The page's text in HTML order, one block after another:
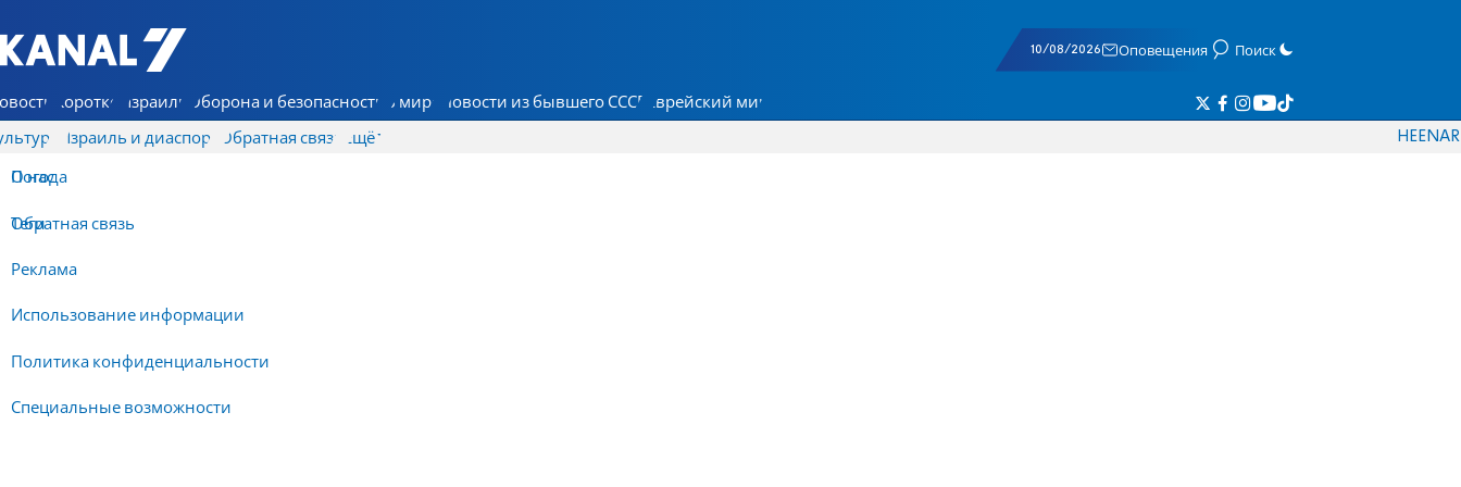
7 КАНАЛ - Аруц Шева
10/08/2026 Оповещения Поиск
Коротко Израиль Оборона и безопасность В мире Новости из бывшего СССР Еврейский мир
Израиль и диаспора Обратная связь
О нас
Обратная связь
Реклама
Использование информации
Политика конфиденциальности
Специальные возможности
Ещё
Погода
Теги
HEENAR